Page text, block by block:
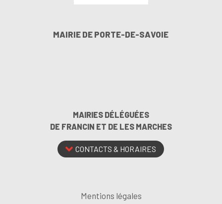
MAIRIE DE PORTE-DE-SAVOIE
MAIRIES DÉLÉGUÉES
DE FRANCIN ET DE LES MARCHES
CONTACTS & HORAIRES
Mentions légales